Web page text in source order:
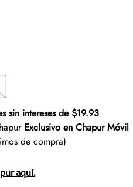
sin intereses de $19.93
Exclusivo en Chapur Móvil
de compra)
aquí.